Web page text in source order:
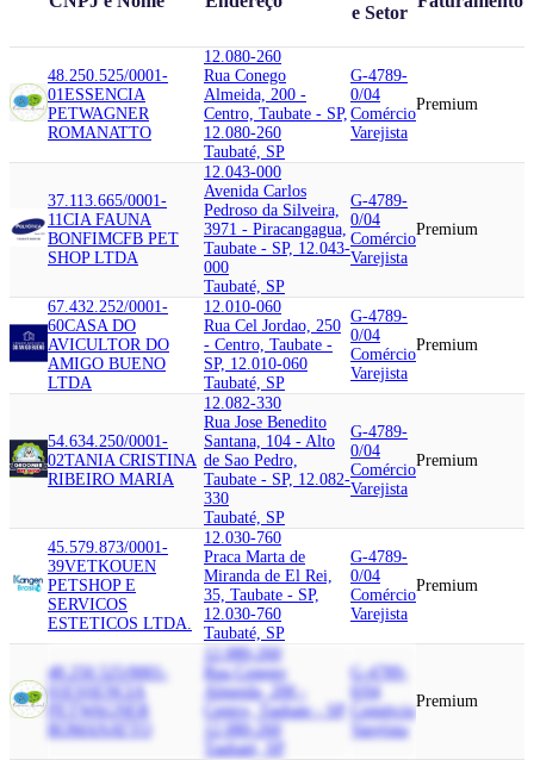
e Setor
48.250.525/0001-
01ESSENCIA
PETWAGNER
ROMANATTO
12.080-260
Rua Conego
Almeida, 200 -
Centro, Taubate - SP,
12.080-260
Taubaté, SP
G-4789-
0/04
Comércio
Varejista
Premium
37.113.665/0001-
11CIA FAUNA
BONFIMCFB PET
SHOP LTDA
12.043-000
Avenida Carlos
Pedroso da Silveira,
3971 - Piracangagua,
Taubate - SP, 12.043-
000
Taubaté, SP
G-4789-
0/04
Comércio
Varejista
Premium
67.432.252/0001-
60CASA DO
AVICULTOR DO
AMIGO BUENO
LTDA
12.010-060
Rua Cel Jordao, 250
- Centro, Taubate -
SP, 12.010-060
Taubaté, SP
G-4789-
0/04
Comércio
Varejista
Premium
54.634.250/0001-
02TANIA CRISTINA
RIBEIRO MARIA
12.082-330
Rua Jose Benedito
Santana, 104 - Alto
de Sao Pedro,
Taubate - SP, 12.082-
330
Taubaté, SP
G-4789-
0/04
Comércio
Varejista
Premium
45.579.873/0001-
39VETKOUEN
PETSHOP E
SERVICOS
ESTETICOS LTDA.
12.030-760
Praca Marta de
Miranda de El Rei,
35, Taubate - SP,
12.030-760
Taubaté, SP
G-4789-
0/04
Comércio
Varejista
Premium
48.250.525/0001-
WAGNER
ROMANATTO
12.080-260
Rua Conego
Almeida, 200 -
Centro, Taubate - SP,
12.080-260
Taubaté, SP
G-4789-
0/04
Comércio
Varejista
Premium